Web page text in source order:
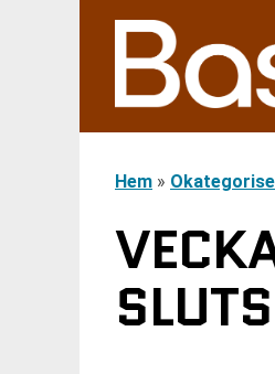
Hem »